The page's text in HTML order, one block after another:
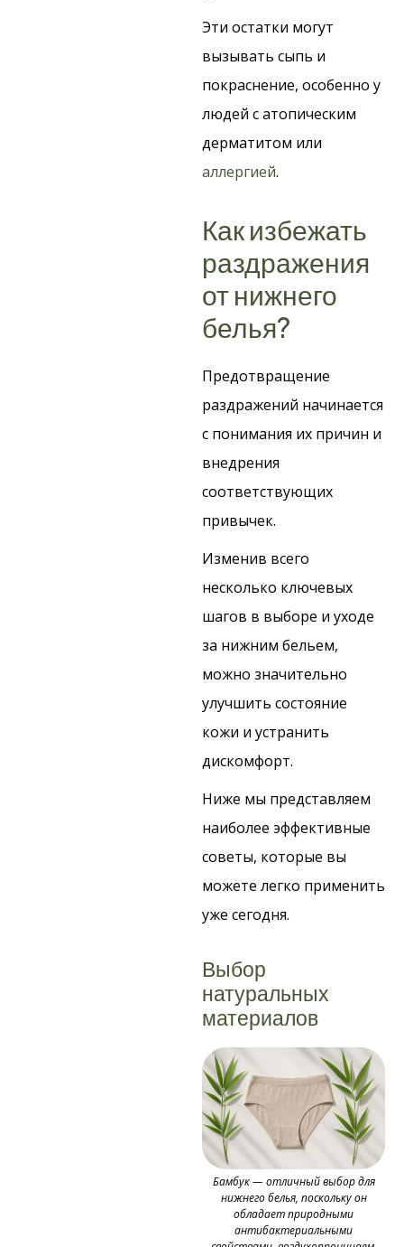
Эти остатки могут
вызывать сыпь и
покраснение, особенно у
людей с атопическим
дерматитом или
аллергией.
Как избежать
раздражения
от нижнего
белья?
Предотвращение
раздражений начинается
с понимания их причин и
внедрения
соответствующих
привычек.
Изменив всего
несколько ключевых
шагов в выборе и уходе
за нижним бельем,
можно значительно
улучшить состояние
кожи и устранить
дискомфорт.
Ниже мы представляем
наиболее эффективные
советы, которые вы
можете легко применить
уже сегодня.
Выбор
натуральных
материалов
Бамбук — отличный выбор для
нижнего белья, поскольку он
обладает природными
антибактериальными